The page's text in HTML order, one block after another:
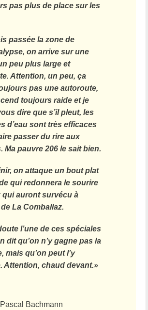
pas plus de place sur les
passée la zone de
on arrive sur une
peu plus large et
Attention, un peu, ça
pas une autoroute,
toujours raide et je
dire que s’il pleut, les
d’eau sont très efficaces
passer du rire aux
Ma pauvre 206 le sait bien.
on attaque un bout plat
qui redonnera le sourire
qui auront survécu à
de La Comballaz.
l’une de ces spéciales
dit qu’on n’y gagne pas la
mais qu’on peut l’y
Attention, chaud devant.»
Bachmann